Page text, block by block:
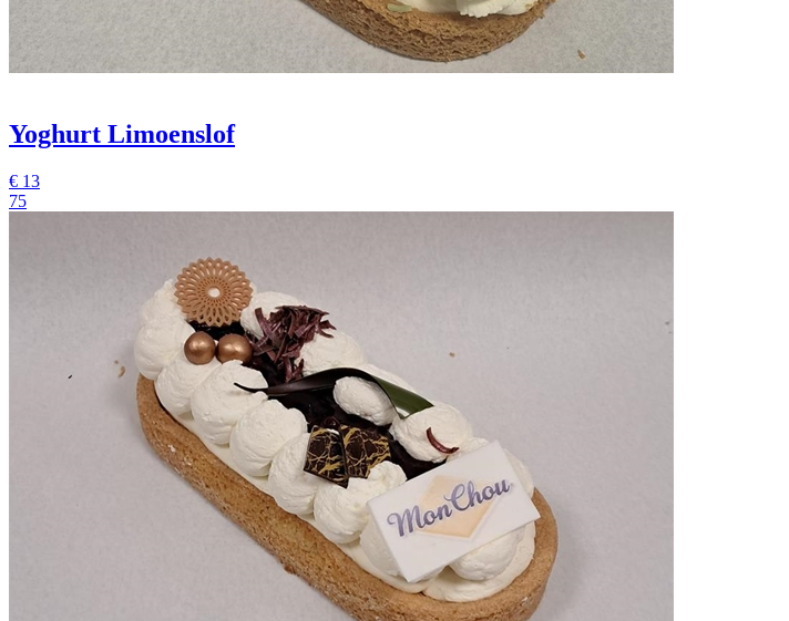
Yoghurt Limoenslof
€ 13
75